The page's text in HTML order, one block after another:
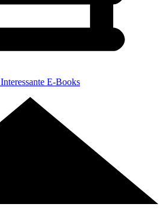
Interessante E-Books